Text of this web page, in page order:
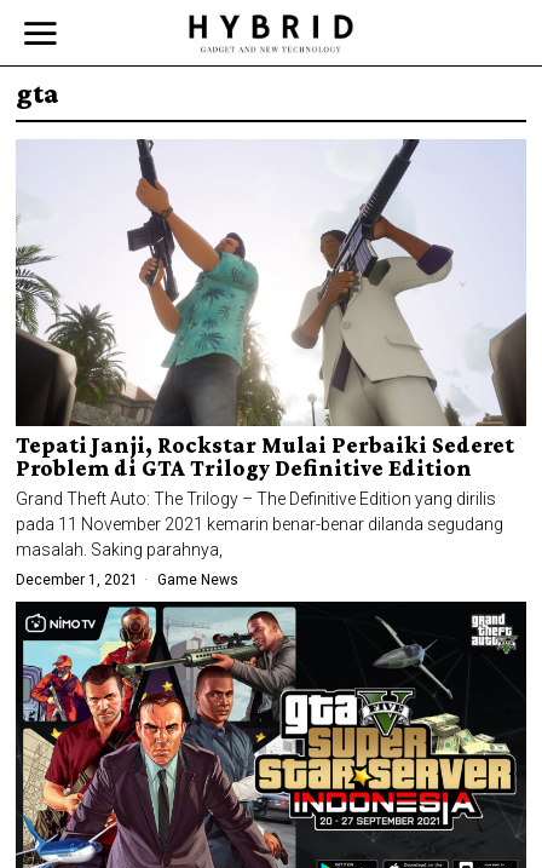
gta
Tepati Janji, Rockstar Mulai Perbaiki Sederet
Problem di GTA Trilogy Definitive Edition
Grand Theft Auto: The Trilogy – The Definitive Edition yang dirilis
pada 11 November 2021 kemarin benar-benar dilanda segudang
masalah. Saking parahnya,
December 1, 2021 Game News